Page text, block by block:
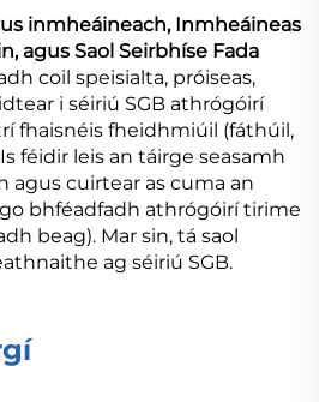
inmheáineach, Inmheáineas
agus Saol Seirbhíse Fada
coil speisialta, próiseas,
i séiriú SGB athrógóirí
fhaisnéis fheidhmiúil (fáthúil,
féidir leis an táirge seasamh
agus cuirtear as cuma an
bhféadfadh athrógóirí tirime
beag). Mar sin, tá saol
ag séiriú SGB.